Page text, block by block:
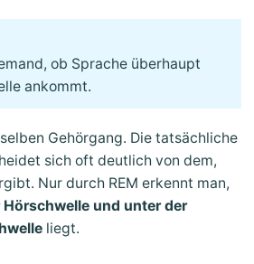
ob Sprache überhaupt
ankommt.
Gehörgang. Die tatsächliche
sich oft deutlich von dem,
Nur durch REM erkennt man,
Hörschwelle und unter der
liegt.